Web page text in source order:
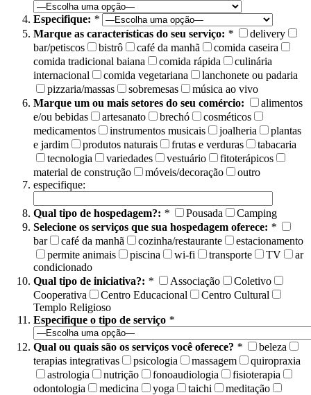
Especifique: *
Marque as características do seu serviço: *
delivery
bar/petiscos
bistrô café da manhã
comida caseira
comida tradicional baiana
comida rápida
culinária
internacional
comida vegetariana
lanchonete ou padaria
pizzaria/massas
sobremesas
música ao vivo
Marque um ou mais setores do seu comércio:
alimentos
e/ou bebidas
artesanato brechó
cosméticos
medicamentos
instrumentos musicais joalheria
plantas
e jardim
produtos naturais frutas e verduras
tabacaria
tecnologia
variedades vestuário
fitoterápicos
material de construção
móveis/decoração
outro
especifique:
Qual tipo de hospedagem?: * Pousada
Camping
Selecione os serviços que sua hospedagem oferece: *
bar
café da manhã cozinha/restaurante
estacionamento
permite animais
piscina wi-fi transporte TV
ar
condicionado
Qual tipo de iniciativa?: * Associação
Coletivo
Cooperativa
Centro Educacional
Centro Cultural
Templo Religioso
Especifique o tipo de serviço *
Qual ou quais são os serviços você oferece? *
beleza
terapias integrativas
psicologia massagem
quiropraxia
astrologia
nutrição fonoaudiologia
fisioterapia
odontologia
medicina yoga taichi
meditação